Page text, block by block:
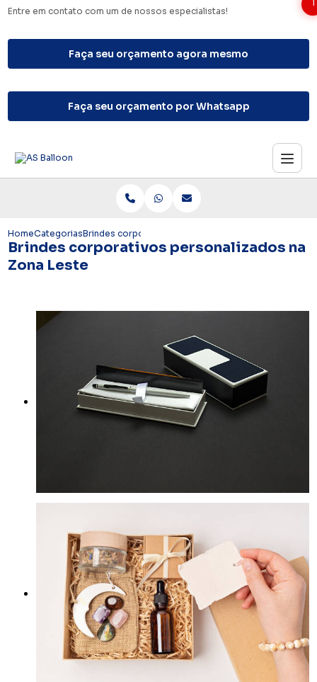
Entre em contato com um de nossos especialistas!
Faça seu orçamento agora mesmo
Faça seu orçamento por Whatsapp
HomeCategoriasBrindes corporativos personalizados na Zona Leste
Brindes corporativos personalizados na
Zona Leste
1